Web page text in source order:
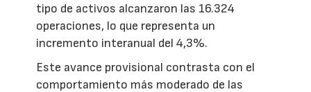
tipo de activos alcanzaron las 16.324
operaciones, lo que representa un
incremento interanual del 4,3%.
Este avance provisional contrasta con el
comportamiento más moderado de las